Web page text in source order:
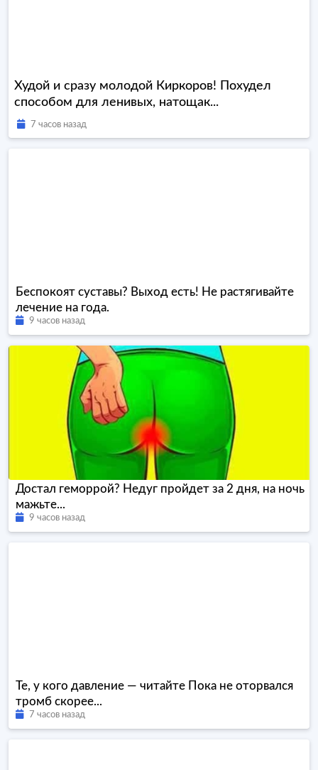
Худой и сразу молодой Киркоров! Похудел
способом для ленивых, натощак...
7 часов назад
Беспокоят суставы? Выход есть! Не растягивайте
лечение на года.
9 часов назад
Достал геморрой? Недуг пройдет за 2 дня, на ночь
мажьте...
9 часов назад
Те, у кого давление — читайте Пока не оторвался
тромб скорее...
7 часов назад